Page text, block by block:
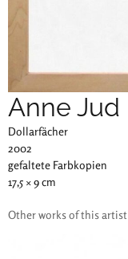
Anne Jud
Dollarfächer
2002
gefaltete Farbkopien
17,5 × 9 cm
Other works of this artist